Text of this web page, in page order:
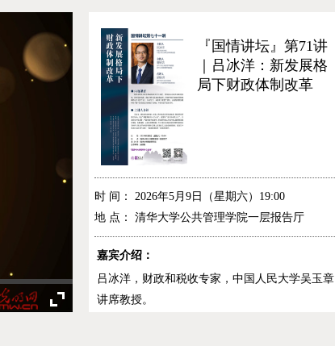
『国情讲坛』第71讲
｜吕冰洋：新发展格
局下财政体制改革
时 间： 2026年5月9日（星期六）19:00
地 点：
清华大学公共管理学院一层报告厅
嘉宾介绍：
吕冰洋，财政和税收专家，中国人民大学吴玉章
讲席教授。